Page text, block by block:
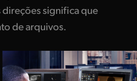
direções significa que
de arquivos.